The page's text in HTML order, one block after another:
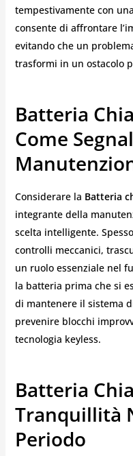
tempestivamente con
consente di affrontare
evitando che un
trasformi in un ostacolo
Batteria
Come
Considerare la Batteria
integrante della
scelta intelligente.
controlli meccanici,
un ruolo essenziale nel
la batteria prima che si
di mantenere il sistema
prevenire blocchi
tecnologia keyless.
Batteria
Tranquillità
Periodo